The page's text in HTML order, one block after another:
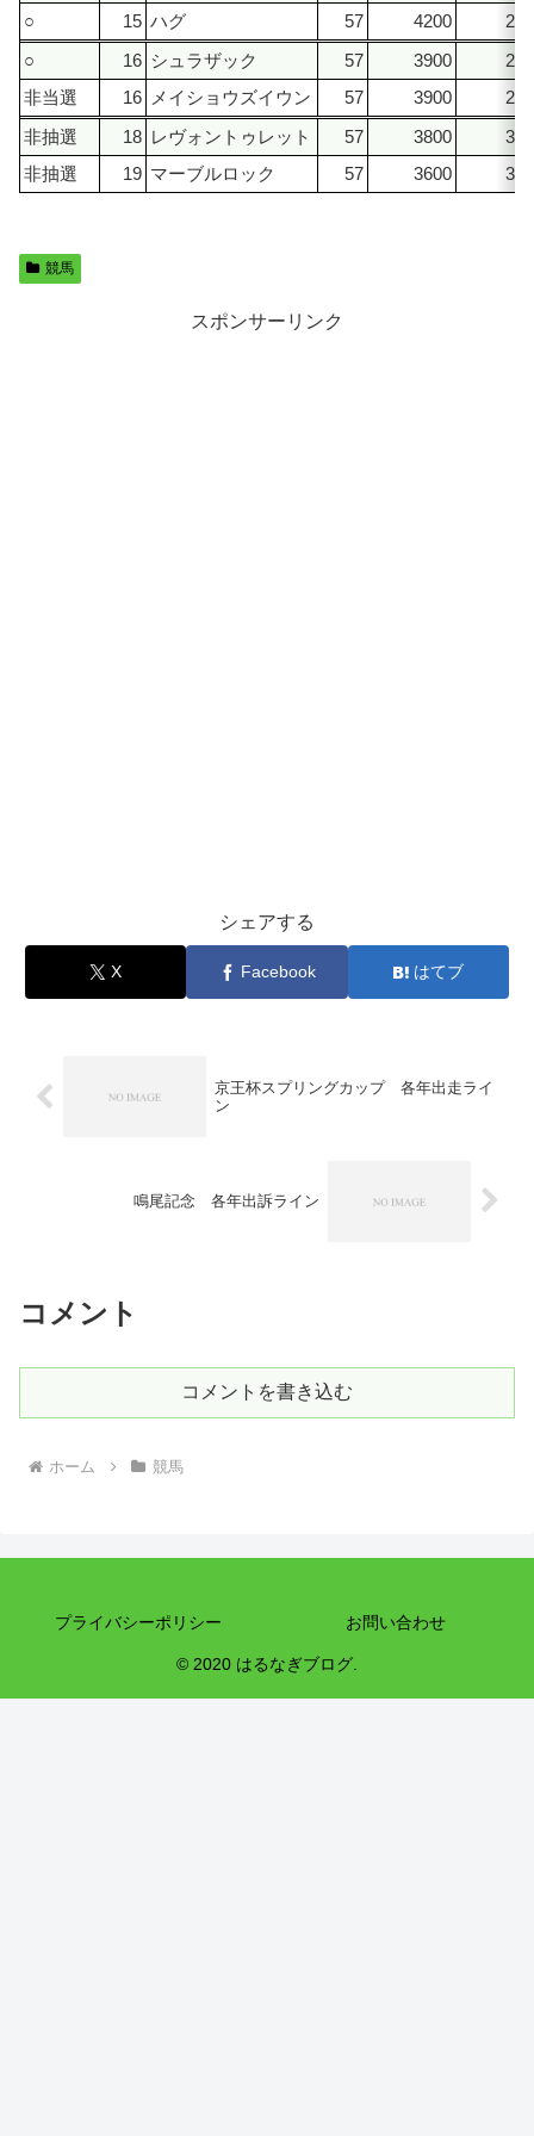
○ 15 ハグ 57 4200
○ 16 シュラザック 57 3900
非当選
16 メイショウズイウン 57 3900
非抽選 18 レヴォントゥレット 57 3800
非抽選
19 マーブルロック 57 3600
競馬
スポンサーリンク
シェアする
X Facebook はてブ
京王杯スプリングカップ 各年出走ライ
ン
鳴尾記念 各年出訴ライン
コメント
コメントを書き込む
ホーム 競馬
プライバシーポリシー お問い合わせ
© 2020 はるなぎブログ.